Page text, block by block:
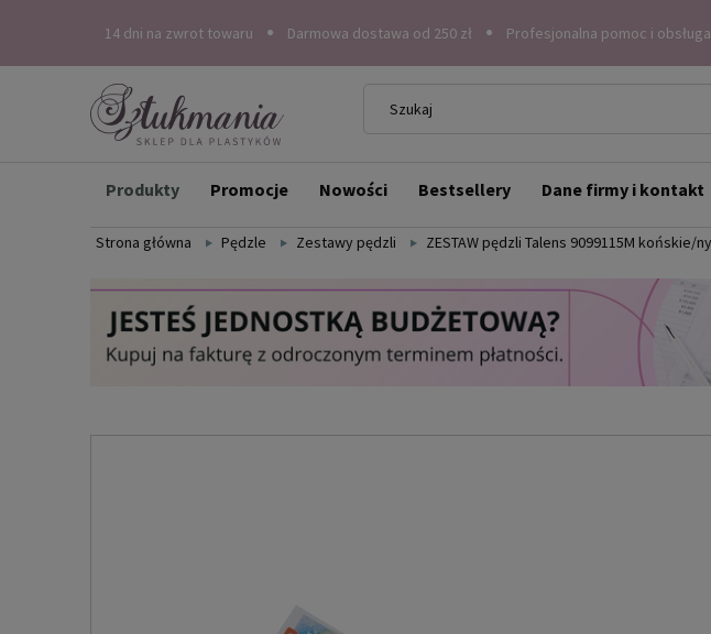
14 dni na zwrot towaru Darmowa dostawa od 250 zł Profesjonalna pomoc i obsługa
Produkty Promocje Nowości Bestsellery Dane firmy i kontakt
Strona główna Pędzle Zestawy pędzli ZESTAW pędzli Talens 9099115M końskie/